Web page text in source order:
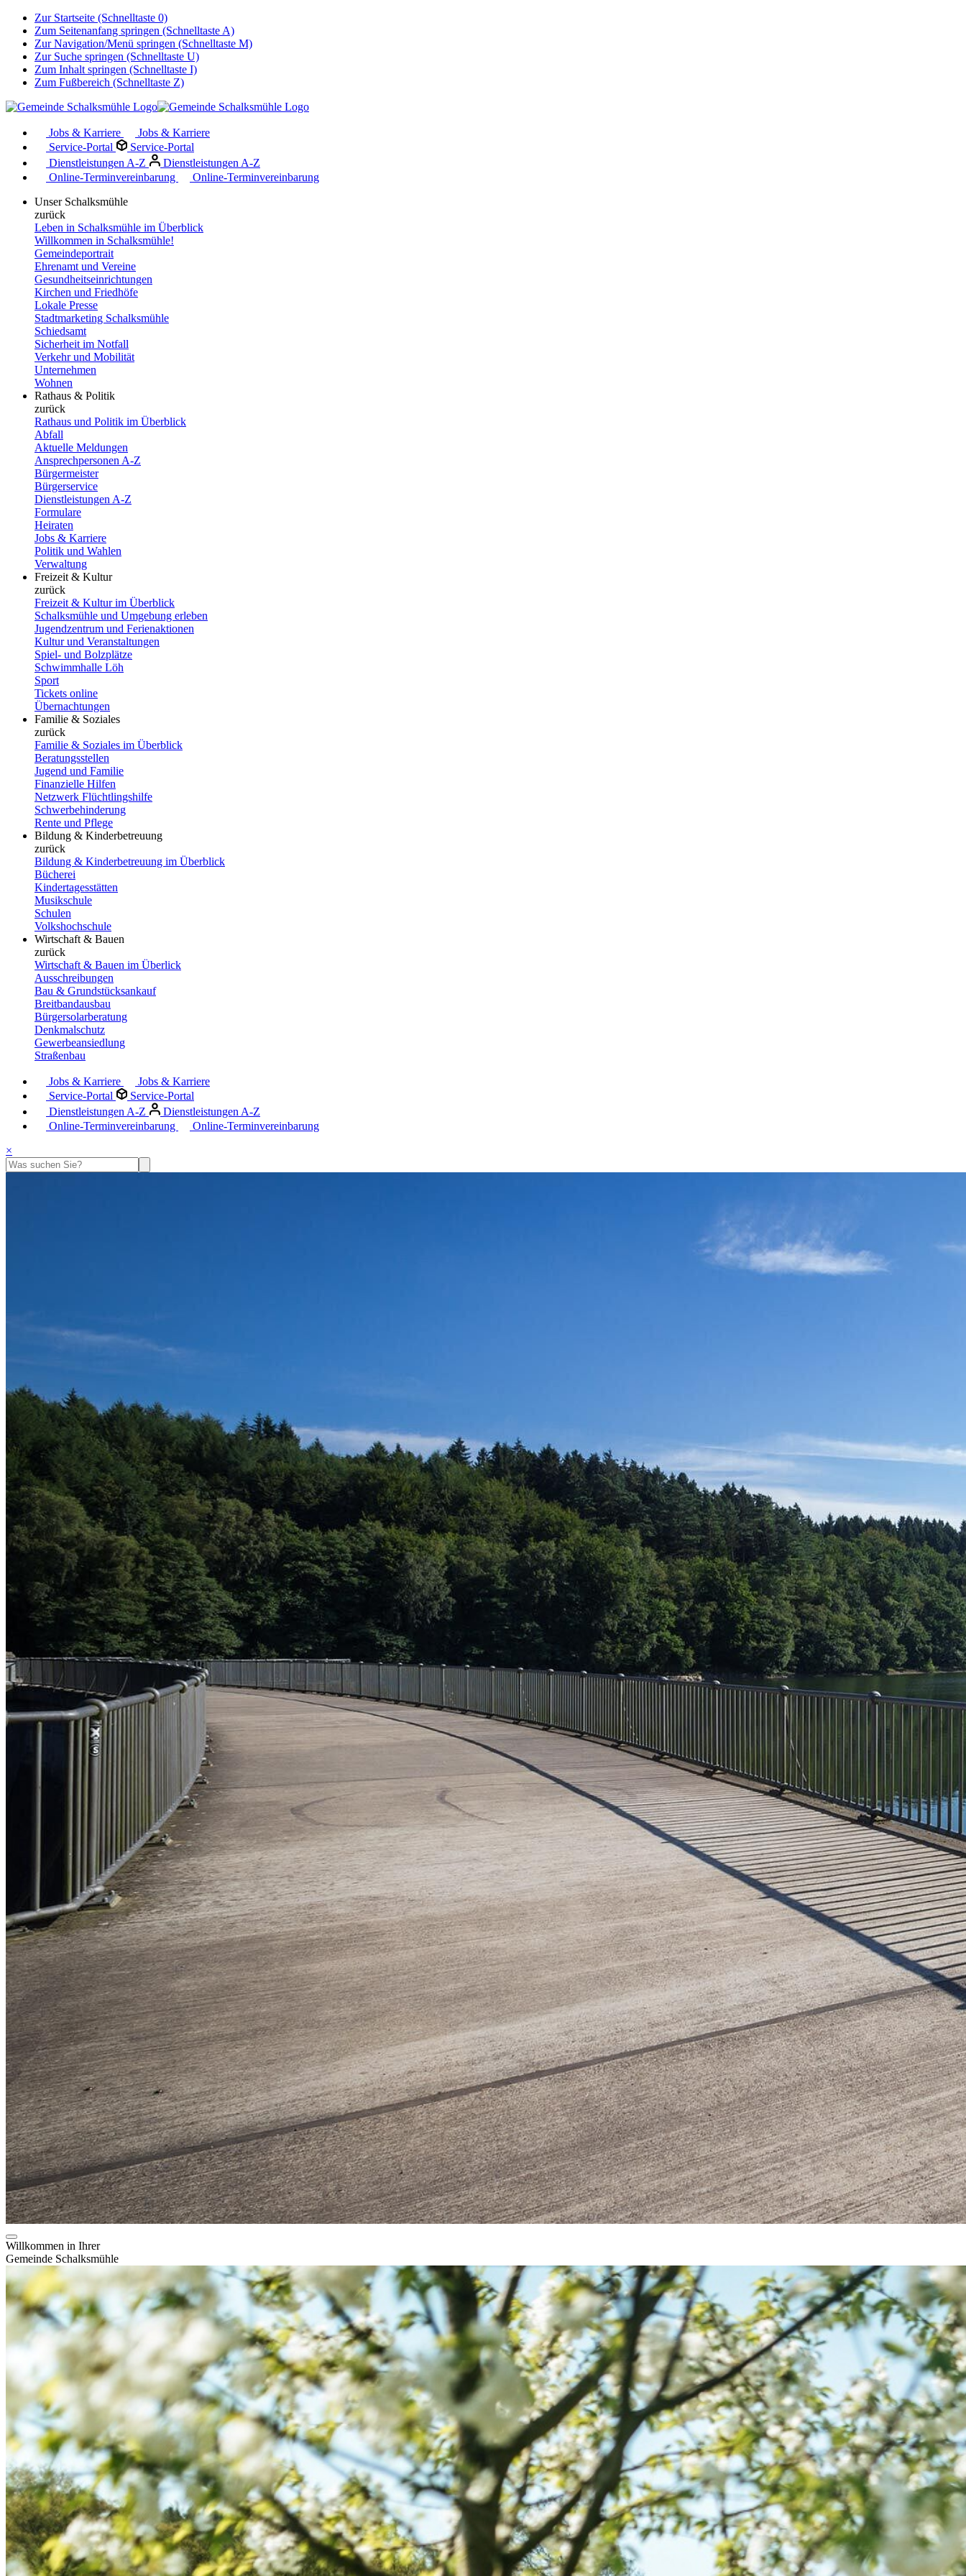
Zur Startseite (Schnelltaste 0)
Zum Seitenanfang springen (Schnelltaste A)
Zur Navigation/Menü springen (Schnelltaste M)
Zur Suche springen (Schnelltaste U)
Zum Inhalt springen (Schnelltaste I)
Zum Fußbereich (Schnelltaste Z)
Jobs & Karriere
Jobs & Karriere
Service-Portal
Service-Portal
Dienstleistungen A-Z
Dienstleistungen A-Z
Online-Terminvereinbarung
Online-Terminvereinbarung
Unser Schalksmühle
zurück
Leben in Schalksmühle im Überblick
Willkommen in Schalksmühle!
Gemeindeportrait
Ehrenamt und Vereine
Gesundheitseinrichtungen
Kirchen und Friedhöfe
Lokale Presse
Stadtmarketing Schalksmühle
Schiedsamt
Sicherheit im Notfall
Verkehr und Mobilität
Unternehmen
Wohnen
Rathaus & Politik
zurück
Rathaus und Politik im Überblick
Abfall
Aktuelle Meldungen
Ansprechpersonen A-Z
Bürgermeister
Bürgerservice
Dienstleistungen A-Z
Formulare
Heiraten
Jobs & Karriere
Politik und Wahlen
Verwaltung
Freizeit & Kultur
zurück
Freizeit & Kultur im Überblick
Schalksmühle und Umgebung erleben
Jugendzentrum und Ferienaktionen
Kultur und Veranstaltungen
Spiel- und Bolzplätze
Schwimmhalle Löh
Sport
Tickets online
Übernachtungen
Familie & Soziales
zurück
Familie & Soziales im Überblick
Beratungsstellen
Jugend und Familie
Finanzielle Hilfen
Netzwerk Flüchtlingshilfe
Schwerbehinderung
Rente und Pflege
Bildung & Kinderbetreuung
zurück
Bildung & Kinderbetreuung im Überblick
Bücherei
Kindertagesstätten
Musikschule
Schulen
Volkshochschule
Wirtschaft & Bauen
zurück
Wirtschaft & Bauen im Überlick
Ausschreibungen
Bau & Grundstücksankauf
Breitbandausbau
Bürgersolarberatung
Denkmalschutz
Gewerbeansiedlung
Straßenbau
Jobs & Karriere
Jobs & Karriere
Service-Portal
Service-Portal
Dienstleistungen A-Z
Dienstleistungen A-Z
Online-Terminvereinbarung
Online-Terminvereinbarung
×
Willkommen in Ihrer
Gemeinde Schalksmühle